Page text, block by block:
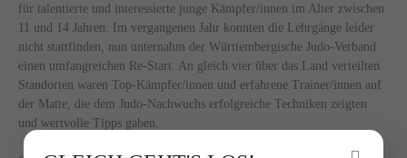
für talentierte und interessierte junge Kämpfer/innen im Alter zwischen
11 und 14 Jahren. Im vergangenen Jahr konnten die Lehrgänge leider
nicht stattfinden, nun unternahm der Württembergische Judo-Verband
einen umfangreichen Re-Start. An gleich vier über das Land verteilten
Standorten waren Top-Kämpfer/innen und erfahrene Trainer/innen auf
der Matte, die dem Judo-Nachwuchs erfolgreiche Techniken zeigten
und wertvolle Tipps gaben.